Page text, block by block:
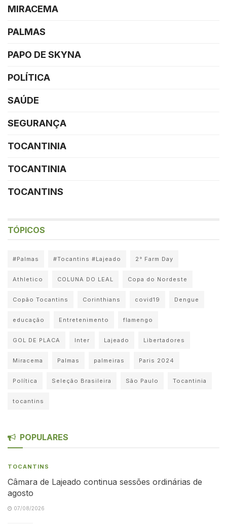
MIRACEMA
PALMAS
PAPO DE SKYNA
POLÍTICA
SAÚDE
SEGURANÇA
TOCANTINIA
TOCANTINIA
TOCANTINS
TÓPICOS
#Palmas #Tocantins #Lajeado 2° Farm Day
Athletico COLUNA DO LEAL Copa do Nordeste
Copão Tocantins Corinthians covid19 Dengue
educação Entretenimento flamengo
GOL DE PLACA Inter Lajeado Libertadores
Miracema Palmas palmeiras Paris 2024
Política Seleção Brasileira São Paulo Tocantinia
tocantins
POPULARES
TOCANTINS
Câmara de Lajeado continua sessões ordinárias de
agosto
07/08/2026